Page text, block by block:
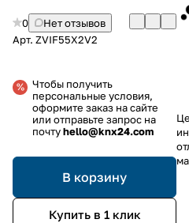
0
Нет отзывов
Арт. ZVIF55X2V2
Чтобы получить
персональные условия,
оформите заказ на сайте
или отправьте запрос на
почтуhello@knx24.com
В корзину
Купить в 1 клик